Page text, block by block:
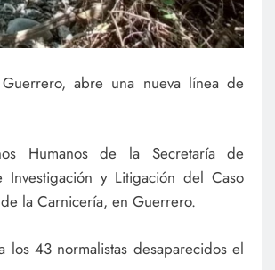
abre una nueva línea de
Humanos de la Secretaría de
y Litigación del Caso
la Carnicería, en Guerrero.
43 normalistas desaparecidos el